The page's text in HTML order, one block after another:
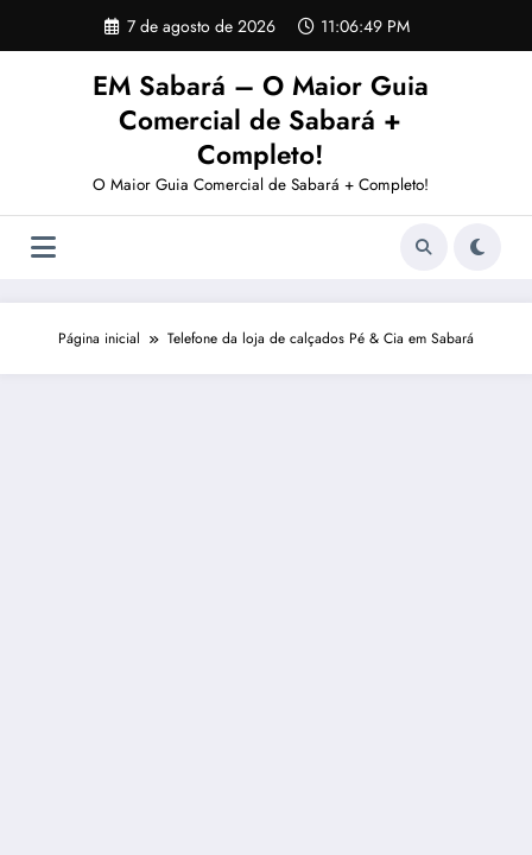
o
7 de agosto de 2026 11:06:50 PM
EM Sabará – O Maior Guia
Comercial de Sabará +
Completo!
O Maior Guia Comercial de Sabará + Completo!
Página inicial Telefone da loja de calçados Pé & Cia em Sabará